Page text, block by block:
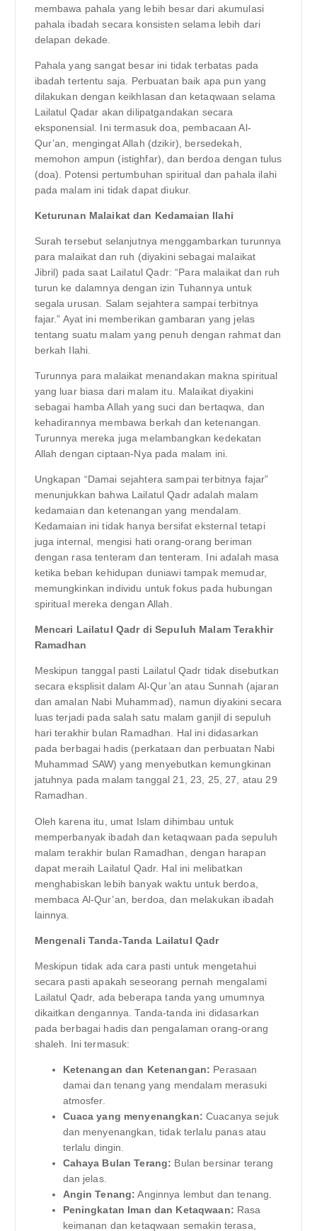
membawa pahala yang lebih besar dari akumulasi
pahala ibadah secara konsisten selama lebih dari
delapan dekade.
Pahala yang sangat besar ini tidak terbatas pada
ibadah tertentu saja. Perbuatan baik apa pun yang
dilakukan dengan keikhlasan dan ketaqwaan selama
Lailatul Qadar akan dilipatgandakan secara
eksponensial. Ini termasuk doa, pembacaan Al-
Qur’an, mengingat Allah (dzikir), bersedekah,
memohon ampun (istighfar), dan berdoa dengan tulus
(doa). Potensi pertumbuhan spiritual dan pahala ilahi
pada malam ini tidak dapat diukur.
Keturunan Malaikat dan Kedamaian Ilahi
Surah tersebut selanjutnya menggambarkan turunnya
para malaikat dan ruh (diyakini sebagai malaikat
Jibril) pada saat Lailatul Qadr: “Para malaikat dan ruh
turun ke dalamnya dengan izin Tuhannya untuk
segala urusan. Salam sejahtera sampai terbitnya
fajar.” Ayat ini memberikan gambaran yang jelas
tentang suatu malam yang penuh dengan rahmat dan
berkah Ilahi.
Turunnya para malaikat menandakan makna spiritual
yang luar biasa dari malam itu. Malaikat diyakini
sebagai hamba Allah yang suci dan bertaqwa, dan
kehadirannya membawa berkah dan ketenangan.
Turunnya mereka juga melambangkan kedekatan
Allah dengan ciptaan-Nya pada malam ini.
Ungkapan “Damai sejahtera sampai terbitnya fajar”
menunjukkan bahwa Lailatul Qadr adalah malam
kedamaian dan ketenangan yang mendalam.
Kedamaian ini tidak hanya bersifat eksternal tetapi
juga internal, mengisi hati orang-orang beriman
dengan rasa tenteram dan tenteram. Ini adalah masa
ketika beban kehidupan duniawi tampak memudar,
memungkinkan individu untuk fokus pada hubungan
spiritual mereka dengan Allah.
Mencari Lailatul Qadr di Sepuluh Malam Terakhir
Ramadhan
Meskipun tanggal pasti Lailatul Qadr tidak disebutkan
secara eksplisit dalam Al-Qur’an atau Sunnah (ajaran
dan amalan Nabi Muhammad), namun diyakini secara
luas terjadi pada salah satu malam ganjil di sepuluh
hari terakhir bulan Ramadhan. Hal ini didasarkan
pada berbagai hadis (perkataan dan perbuatan Nabi
Muhammad SAW) yang menyebutkan kemungkinan
jatuhnya pada malam tanggal 21, 23, 25, 27, atau 29
Ramadhan.
Oleh karena itu, umat Islam dihimbau untuk
memperbanyak ibadah dan ketaqwaan pada sepuluh
malam terakhir bulan Ramadhan, dengan harapan
dapat meraih Lailatul Qadr. Hal ini melibatkan
menghabiskan lebih banyak waktu untuk berdoa,
membaca Al-Qur’an, berdoa, dan melakukan ibadah
lainnya.
Mengenali Tanda-Tanda Lailatul Qadr
Meskipun tidak ada cara pasti untuk mengetahui
secara pasti apakah seseorang pernah mengalami
Lailatul Qadr, ada beberapa tanda yang umumnya
dikaitkan dengannya. Tanda-tanda ini didasarkan
pada berbagai hadis dan pengalaman orang-orang
shaleh. Ini termasuk:
Ketenangan dan Ketenangan: Perasaan
damai dan tenang yang mendalam merasuki
atmosfer.
Cuaca yang menyenangkan: Cuacanya sejuk
dan menyenangkan, tidak terlalu panas atau
terlalu dingin.
Cahaya Bulan Terang: Bulan bersinar terang
dan jelas.
Angin Tenang: Anginnya lembut dan tenang.
Peningkatan Iman dan Ketaqwaan: Rasa
keimanan dan ketaqwaan semakin terasa,